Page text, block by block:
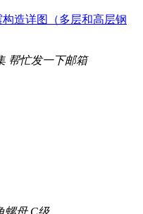
构造详图（多层和高层钢
帮忙发一下邮箱
螺母 C级